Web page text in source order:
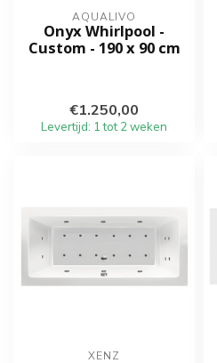
AQUALIVO
Onyx Whirlpool -
Custom - 190 x 90 cm
€1.250,00
Levertijd: 1 tot 2 weken
XENZ